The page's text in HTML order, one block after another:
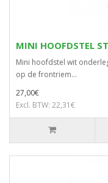
MINI HOOFDSTEL
Mini hoofdstel wit
op de frontriem...
27,00€
Excl. BTW: 22,31€